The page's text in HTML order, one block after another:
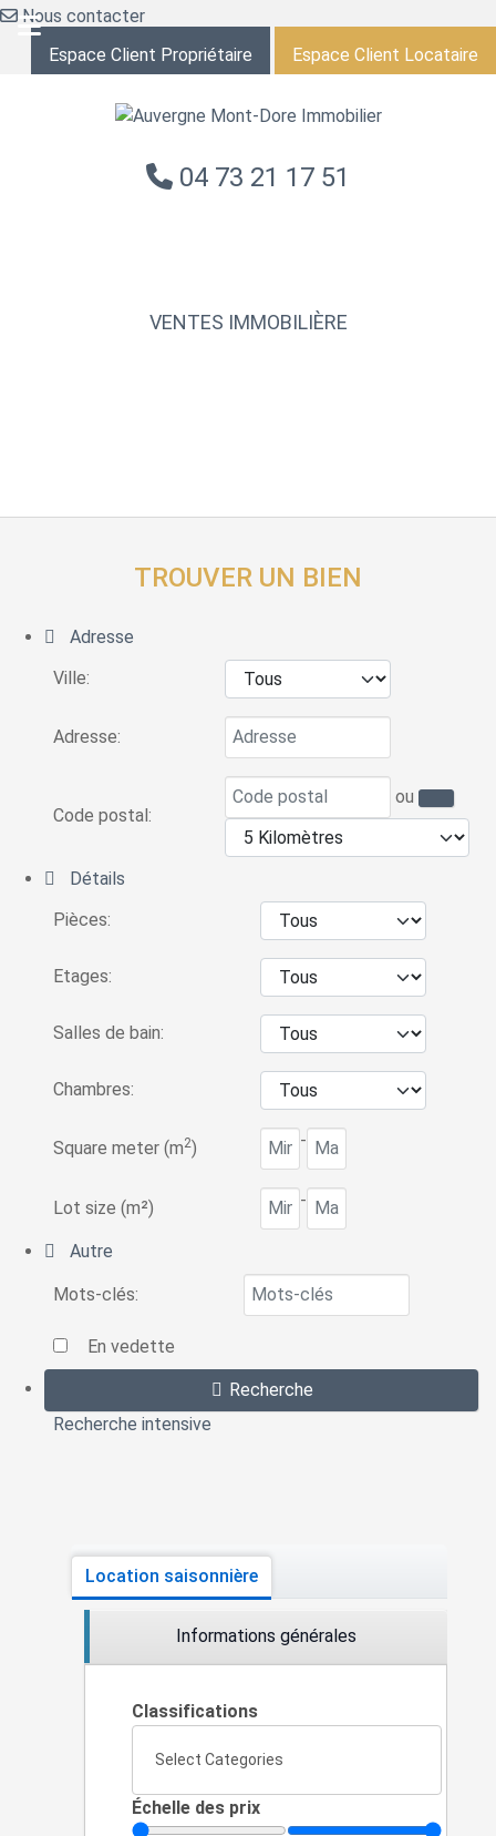
Nous contacter
Espace Client Propriétaire
Espace Client Locataire
04 73 21 17 51
VENTES IMMOBILIÈRE
TROUVER UN BIEN
Adresse
Ville:
Adresse:
Code postal:
ou
Détails
Pièces:
Etages:
Salles de bain:
Chambres:
Square meter (m2) -
Lot size (m²) -
Autre
Mots-clés:
En vedette
Recherche
Recherche intensive
Location saisonnière
Informations générales
Classifications
Select Categories
Échelle des prix